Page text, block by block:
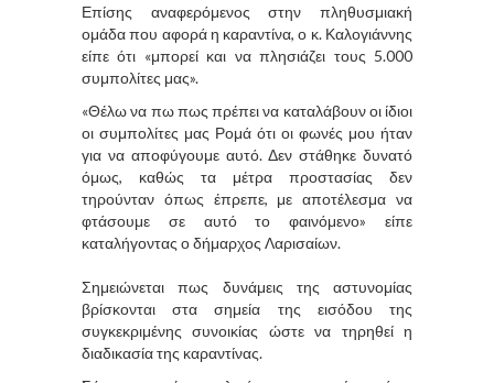
Επίσης αναφερόμενος στην πληθυσμιακή
ομάδα που αφορά η καραντίνα, ο κ. Καλογιάννης
είπε ότι «μπορεί και να πλησιάζει τους 5.000
συμπολίτες μας».
«Θέλω να πω πως πρέπει να καταλάβουν οι ίδιοι
οι συμπολίτες μας Ρομά ότι οι φωνές μου ήταν
για να αποφύγουμε αυτό. Δεν στάθηκε δυνατό
όμως, καθώς τα μέτρα προστασίας δεν
τηρούνταν όπως έπρεπε, με αποτέλεσμα να
φτάσουμε σε αυτό το φαινόμενο» είπε
καταλήγοντας ο δήμαρχος Λαρισαίων.
Σημειώνεται πως δυνάμεις της αστυνομίας
βρίσκονται στα σημεία της εισόδου της
συγκεκριμένης συνοικίας ώστε να τηρηθεί η
διαδικασία της καραντίνας.